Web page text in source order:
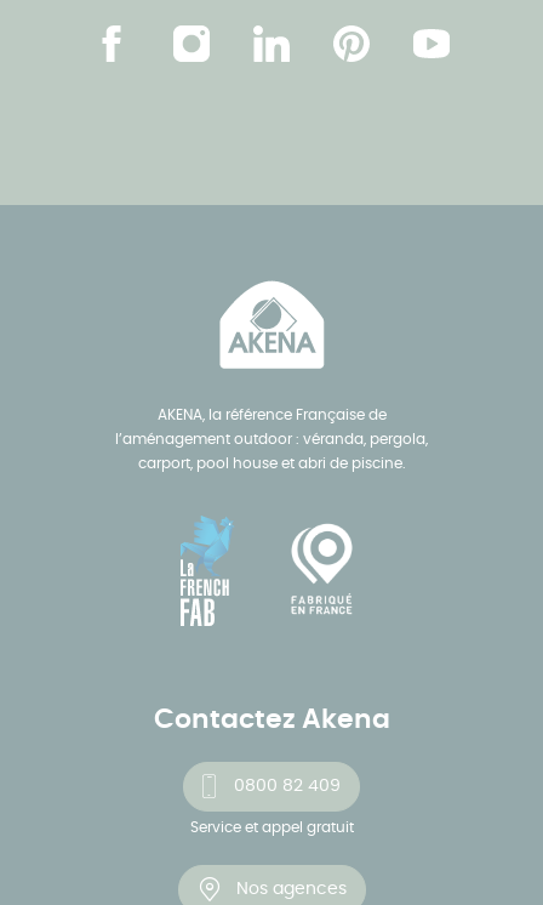
AKENA, la référence Française de
l’aménagement outdoor : véranda, pergola,
carport, pool house et abri de piscine.
Contactez Akena
0800 82 409
Service et appel gratuit
Nos agences
FacebookInstagramLinkedInPinterestYoutube